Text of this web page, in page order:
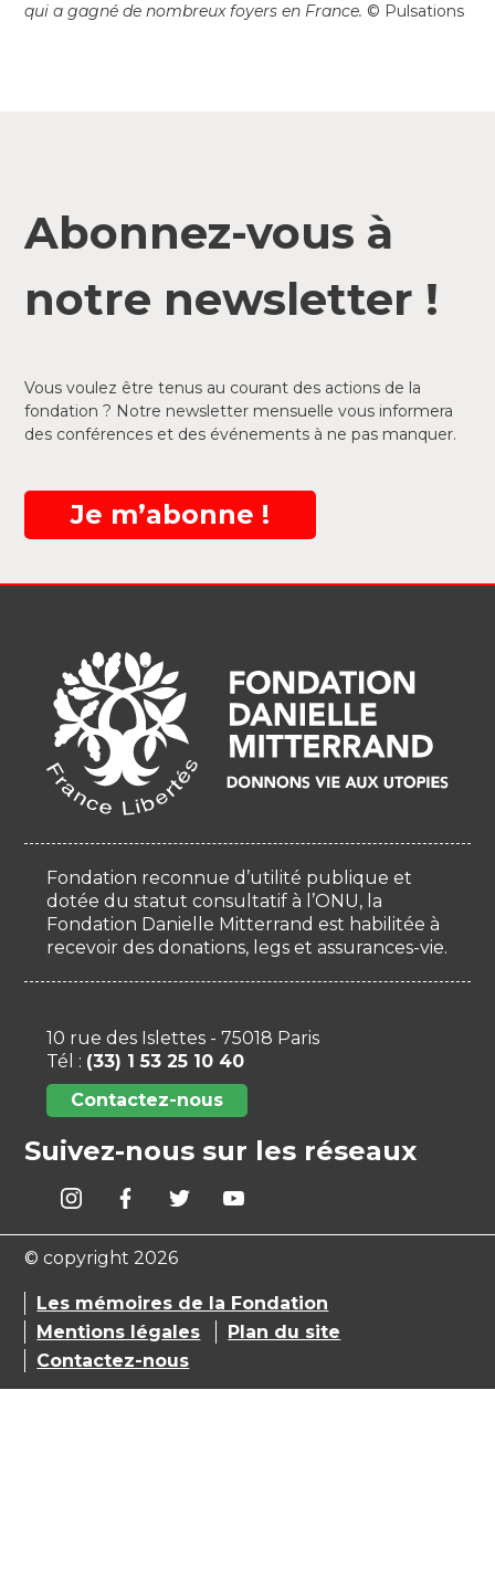
qui a gagné de nombreux foyers en France. © Pulsations
Abonnez-vous à
notre newsletter !
Vous voulez être tenus au courant des actions de la
fondation ? Notre newsletter mensuelle vous informera
des conférences et des événements à ne pas manquer.
Je m’abonne !
Fondation reconnue d’utilité publique et
dotée du statut consultatif à l’ONU, la
Fondation Danielle Mitterrand est habilitée à
recevoir des donations, legs et assurances-vie.
10 rue des Islettes - 75018 Paris
Tél : (33) 1 53 25 10 40
Contactez-nous
Suivez-nous sur les réseaux
© copyright 2026
Les mémoires de la Fondation
Mentions légales
Plan du site
Contactez-nous